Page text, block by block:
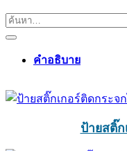
คำอธิบาย
ป้ายสติ๊